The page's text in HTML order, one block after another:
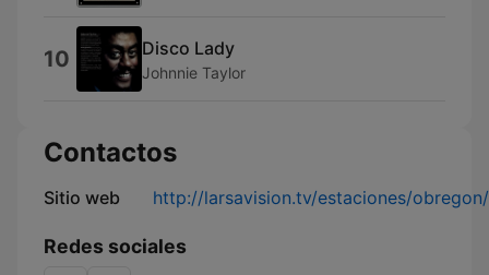
10 Disco Lady
Johnnie Taylor
Contactos
Sitio web http://larsavision.tv/estaciones/
Redes sociales